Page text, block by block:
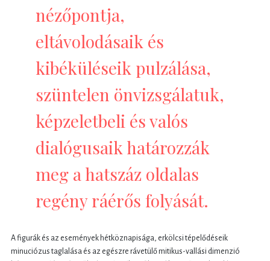
nézőpontja,
eltávolodásaik és
kibéküléseik pulzálása,
szüntelen önvizsgálatuk,
képzeletbeli és valós
dialógusaik határozzák
meg a hatszáz oldalas
regény ráérős folyását.
A figurák és az események hétköznapisága, erkölcsi tépelődéseik
minuciózus taglalása és az egészre rávetülő mitikus-vallási dimenzió